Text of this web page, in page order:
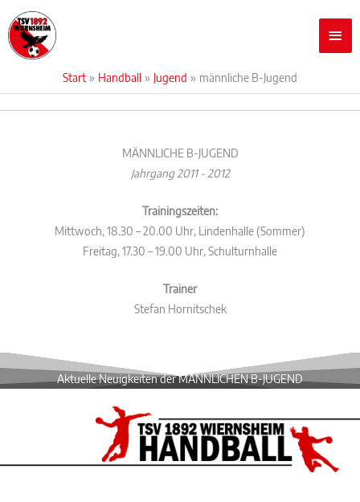
Inhalt
springen
Start Handball Jugend männliche B-Jugend
MÄNNLICHE B-JUGEND
Jahrgang 2011 - 2012
Trainingszeiten:
Mittwoch, 18.30 – 20.00 Uhr, Lindenhalle (Sommer)
Freitag, 17.30 – 19.00 Uhr, Schulturnhalle
Trainer
Stefan Hornitschek
Aktuelle Neuigkeiten der MÄNNLICHEN B-JUGEND